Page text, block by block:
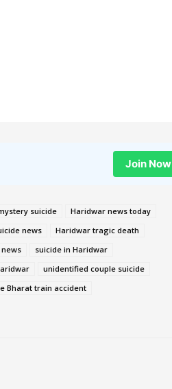
Join Now
suicide
Haridwar news today
news
Haridwar tragic death
suicide in Haridwar
unidentified couple suicide
Bharat train accident